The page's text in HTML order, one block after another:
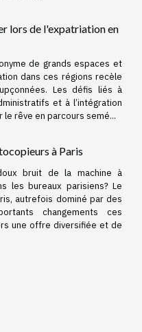
lors de l'expatriation en
de grands espaces et
dans ces régions recèle
Les défis liés à
et à l’intégration
rêve en parcours semé...
à Paris
bruit de la machine à
les bureaux parisiens? Le
autrefois dominé par des
changements ces
une offre diversifiée et de